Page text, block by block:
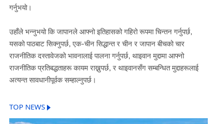
गर्नुभयो।
उहाँले भन्नुभयो कि जापानले आफ्नो इतिहासको गहिरो रूपमा चिन्तन गर्नुपर्छ,
यसको पाठबाट सिक्नुपर्छ, एक-चीन सिद्धान्त र चीन र जापान बीचको चार
राजनीतिक दस्तावेजको भावनालाई पालना गर्नुपर्छ, थाइवान मुद्दामा आफ्नो
राजनीतिक प्रतिबद्धताहरू कायम राख्नुपर्छ, र थाइवानसँग सम्बन्धित मुद्दाहरूलाई
अत्यन्त सावधानीपूर्वक सम्हाल्नुपर्छ।
TOP NEWS